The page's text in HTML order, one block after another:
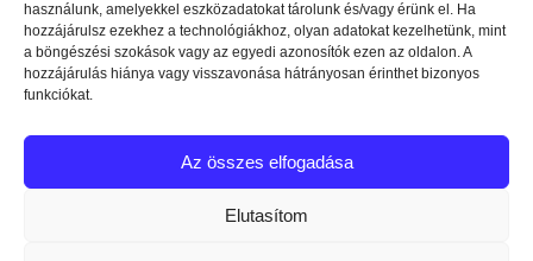
használunk, amelyekkel eszközadatokat tárolunk és/vagy érünk el. Ha
hozzájárulsz ezekhez a technológiákhoz, olyan adatokat kezelhetünk, mint
a böngészési szokások vagy az egyedi azonosítók ezen az oldalon. A
hozzájárulás hiánya vagy visszavonása hátrányosan érinthet bizonyos
funkciókat.
Az összes elfogadása
Elutasítom
Elolvastam és elfogadom azAdatvédelmi nyilatkozatot.